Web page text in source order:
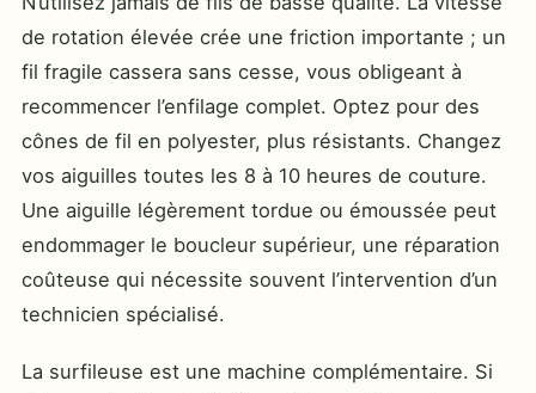
de rotation élevée crée une friction importante ; un
fil fragile cassera sans cesse, vous obligeant à
recommencer l’enfilage complet. Optez pour des
cônes de fil en polyester, plus résistants. Changez
vos aiguilles toutes les 8 à 10 heures de couture.
Une aiguille légèrement tordue ou émoussée peut
endommager le boucleur supérieur, une réparation
coûteuse qui nécessite souvent l’intervention d’un
technicien spécialisé.
La surfileuse est une machine complémentaire. Si